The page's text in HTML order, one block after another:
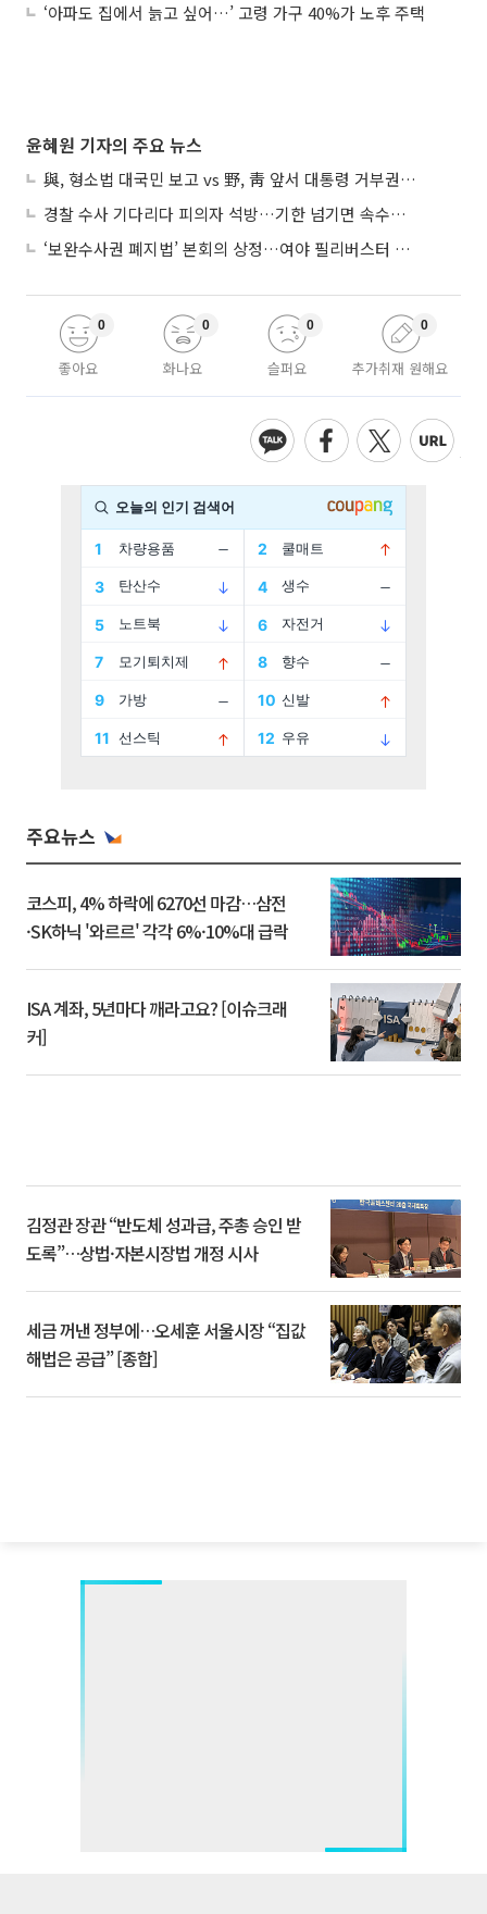
‘아파도 집에서 늙고 싶어…’ 고령 가구 40%가 노후 주택
윤혜원 기자의 주요 뉴스
與, 형소법 대국민 보고 vs 野, 靑 앞서 대통령 거부권 촉구
경찰 수사 기다리다 피의자 석방…기한 넘기면 속수무책
‘보완수사권 폐지법’ 본회의 상정…여야 필리버스터 대치
좋아요
0
화나요
0
슬퍼요
0
추가취재 원해요
0
주요뉴스
코스피, 4% 하락에 6270선 마감…삼전
·SK하닉 '와르르' 각각 6%·10%대 급락
ISA 계좌, 5년마다 깨라고요? [이슈크래
커]
김정관 장관 “반도체 성과급, 주총 승인 받
도록”…상법·자본시장법 개정 시사
세금 꺼낸 정부에…오세훈 서울시장 “집값
해법은 공급” [종합]